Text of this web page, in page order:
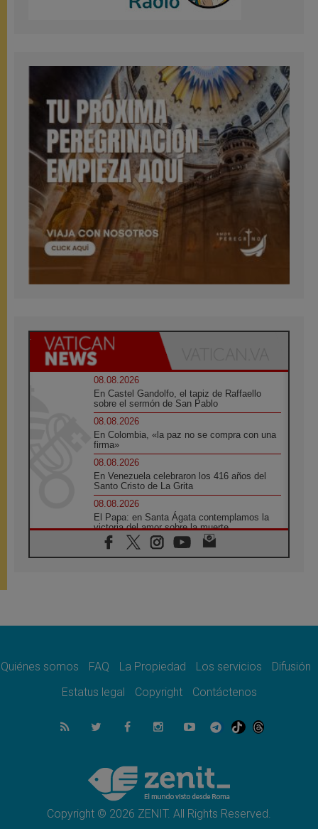
08.08.2026
En Castel Gandolfo, el tapiz de Raffaello
sobre el sermón de San Pablo
08.08.2026
En Colombia, «la paz no se compra con una
firma»
08.08.2026
En Venezuela celebraron los 416 años del
Santo Cristo de La Grita
08.08.2026
El Papa: en Santa Ágata contemplamos la
victoria del amor sobre la muerte
08.08.2026
León XIV visitará el Santuario de la Madre
07.08.2026
07.08.2026
el compromiso del cristiano"
La matanza de niños en Gaza no cesa: 300
muertos en 300 días
Tagle: La guerra desfigura el mundo, solo la
revelación de Dios lo transfigura
Quiénes somos FAQ La Propiedad Los servicios
Difusión
Estatus legal
Copyright Contáctenos
Copyright © 2026 ZENIT. All Rights Reserved.